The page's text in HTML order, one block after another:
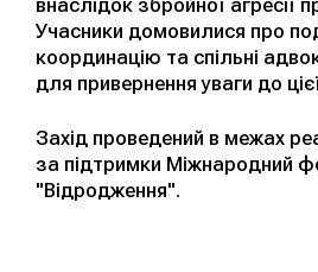
Учасники домовилися про
координацію та спільні
для привернення уваги до
Захід проведений в межах
за підтримки Міжнародний
"Відродження".